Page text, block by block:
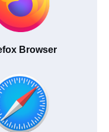
Browser